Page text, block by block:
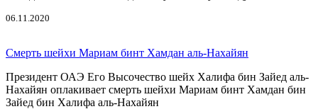
06.11.2020
Смерть шейхи Мариам бинт Хамдан аль-Нахайян
Президент ОАЭ Его Высочество шейх Халифа бин Зайед аль-
Нахайян оплакивает смерть шейхи Мариам бинт Хамдан бин
Зайед бин Халифа аль-Нахайян